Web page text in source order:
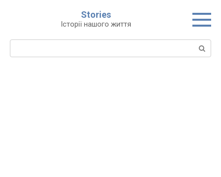
Stories
Історії нашого життя
Пошук: